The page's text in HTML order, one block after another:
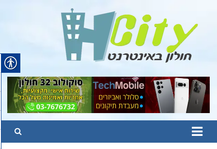
content
Hcity – חולון באינטרנט
פורטל החדשות והמידע של חולון